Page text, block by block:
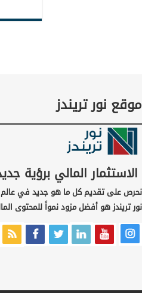
موقع نور تريندز
الاستثمار المالي برؤية
نحرص على تقديم كل ما هو جديد في عالم
نور تريندز هو أفضل مزود نمواً للمحتوى